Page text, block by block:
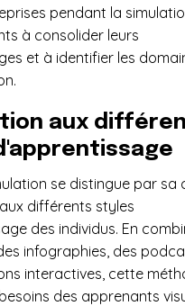
pendant la
à consolider leurs
et à identifier les
aux
se distingue par sa
différents styles
des individus. En
infographies, des
interactives, cette
des apprenants